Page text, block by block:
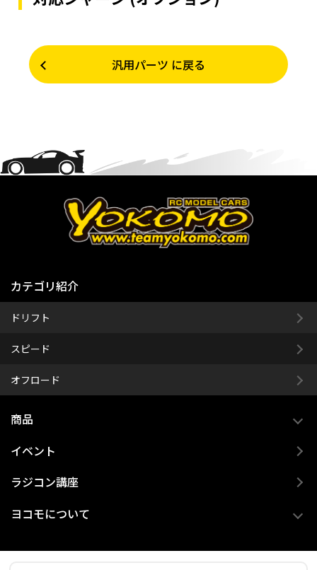
汎用パーツ に戻る
カテゴリ紹介
ドリフト
スピード
オフロード
商品
イベント
ラジコン講座
ヨコモについて